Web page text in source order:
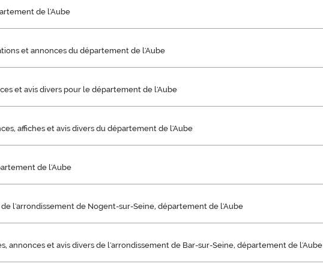
de l'Aube
et annonces du département de l'Aube
et avis divers pour le département de l'Aube
affiches et avis divers du département de l'Aube
de l'Aube
de l'arrondissement de Nogent-sur-Seine, département de l'Aube
annonces et avis divers de l'arrondissement de Bar-sur-Seine, département de l'Aube